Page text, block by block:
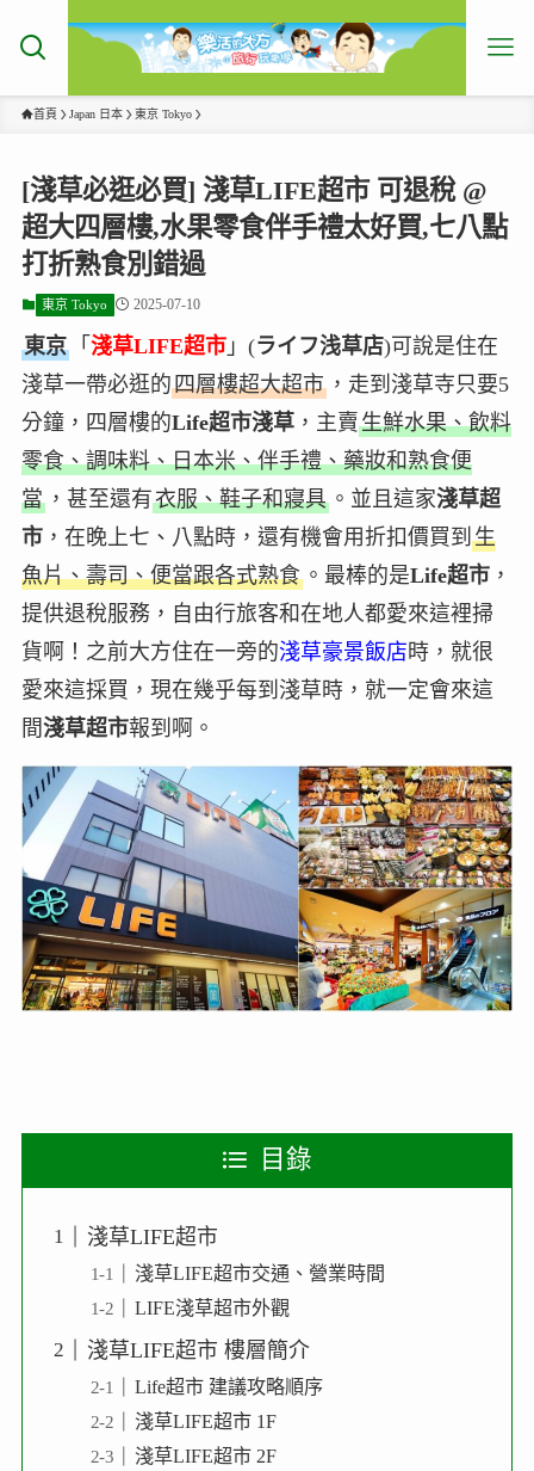
首頁 Japan 日本 東京 Tokyo
[淺草必逛必買] 淺草LIFE超市 可退稅 @
超大四層樓,水果零食伴手禮太好買,七八點
打折熟食別錯過
東京 Tokyo 2025-07-10
東京「 淺草LIFE超市」(ライフ浅草店)可說是住在
淺草一帶必逛的四層樓超大超市，走到淺草寺只要5
分鐘，四層樓的Life超市淺草，主賣生鮮水果、飲料
零食、調味料、日本米、伴手禮、藥妝和熟食便
當，甚至還有衣服、鞋子和寢具。並且這家淺草超
市，在晚上七、八點時，還有機會用折扣價買到 生
魚片、壽司、便當跟各式熟食。最棒的是Life超市，
提供退稅服務，自由行旅客和在地人都愛來這裡掃
貨啊！之前大方住在一旁的淺草豪景飯店時，就很
愛來這採買，現在幾乎每到淺草時，就一定會來這
間淺草超市報到啊。
目錄
淺草LIFE超市
淺草LIFE超市交通、營業時間
LIFE淺草超市外觀
淺草LIFE超市 樓層簡介
Life超市 建議攻略順序
淺草LIFE超市 1F
淺草LIFE超市 2F